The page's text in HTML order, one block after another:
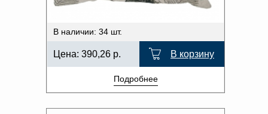
В наличии: 34 шт.
Цена: 390,26 р. В корзину
Подробнее